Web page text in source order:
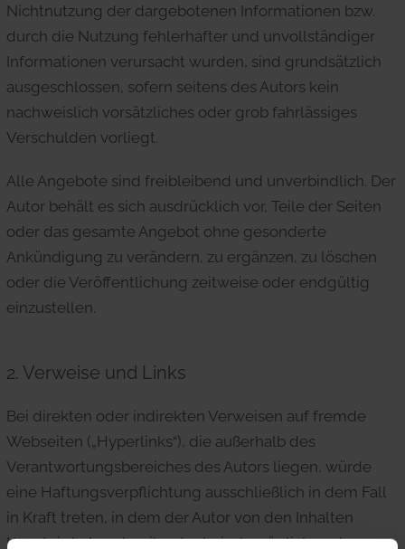
Nichtnutzung der dargebotenen Informationen bzw.
durch die Nutzung fehlerhafter und unvollständiger
Informationen verursacht wurden, sind grundsätzlich
ausgeschlossen, sofern seitens des Autors kein
nachweislich vorsätzliches oder grob fahrlässiges
Verschulden vorliegt.
Alle Angebote sind freibleibend und unverbindlich. Der
Autor behält es sich ausdrücklich vor, Teile der Seiten
oder das gesamte Angebot ohne gesonderte
Ankündigung zu verändern, zu ergänzen, zu löschen
oder die Veröffentlichung zeitweise oder endgültig
einzustellen.
2. Verweise und Links
Bei direkten oder indirekten Verweisen auf fremde
Webseiten („Hyperlinks“), die außerhalb des
Verantwortungsbereiches des Autors liegen, würde
eine Haftungsverpflichtung ausschließlich in dem Fall
in Kraft treten, in dem der Autor von den Inhalten
Kenntnis hat und es ihm technisch möglich und